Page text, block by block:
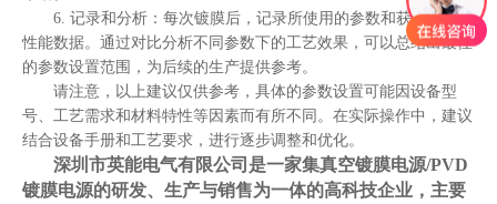
6. 记录和分析：每次镀膜后，记录所使用的参数和获得的膜层
性能数据。通过对比分析不同参数下的工艺效果，可以总结出最佳
的参数设置范围，为后续的生产提供参考。
请注意，以上建议仅供参考，具体的参数设置可能因设备型
号、工艺需求和材料特性等因素而有所不同。在实际操作中，建议
结合设备手册和工艺要求，进行逐步调整和优化。
深圳市英能电气有限公司是一家集真空镀膜电源/PVD
镀膜电源的研发、生产与销售为一体的高科技企业，主要